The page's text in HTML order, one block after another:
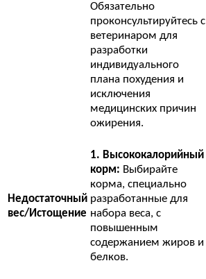
Обязательно
проконсультируйтесь с
ветеринаром для
разработки
индивидуального
плана похудения и
исключения
медицинских причин
ожирения.
Недостаточный
вес/Истощение
1. Высококалорийный
корм: Выбирайте
корма, специально
разработанные для
набора веса, с
повышенным
содержанием жиров и
белков.